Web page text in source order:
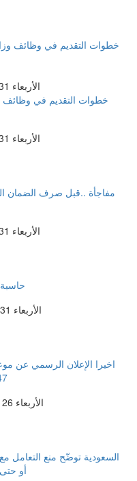
الأربعاء 31 ديسمبر 2025 08:20 مساءً
خطوات التقديم في وظائف
الأربعاء 31 ديسمبر 2025 08:20 مساءً
مفاجأة ..قبل صرف الضمان
الأربعاء 31 ديسمبر 2025 04:10 مساءً
حاسبة
الأربعاء 31 ديسمبر 2025 09:03 صباحاً
اخيرا الإعلان الرسمي عن
1447 في
الأربعاء 26 نوفمبر 2025 10:14 صباحاً
أو